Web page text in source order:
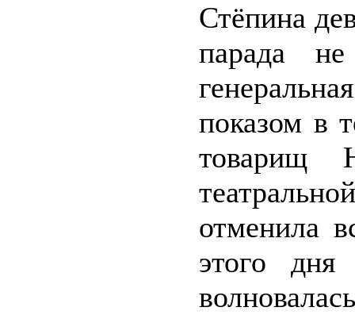
Стёпина
парада
показом в
товарищ
отменила
этого